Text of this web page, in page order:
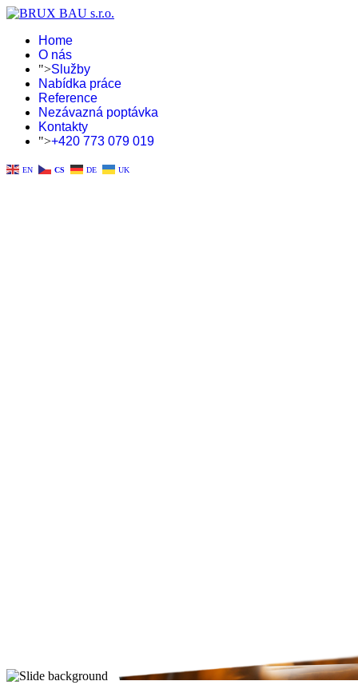
Home
O nás
">Služby
Nabídka práce
Reference
Nezávazná poptávka
Kontakty
">+420 773 079 019
EN CS DE UK